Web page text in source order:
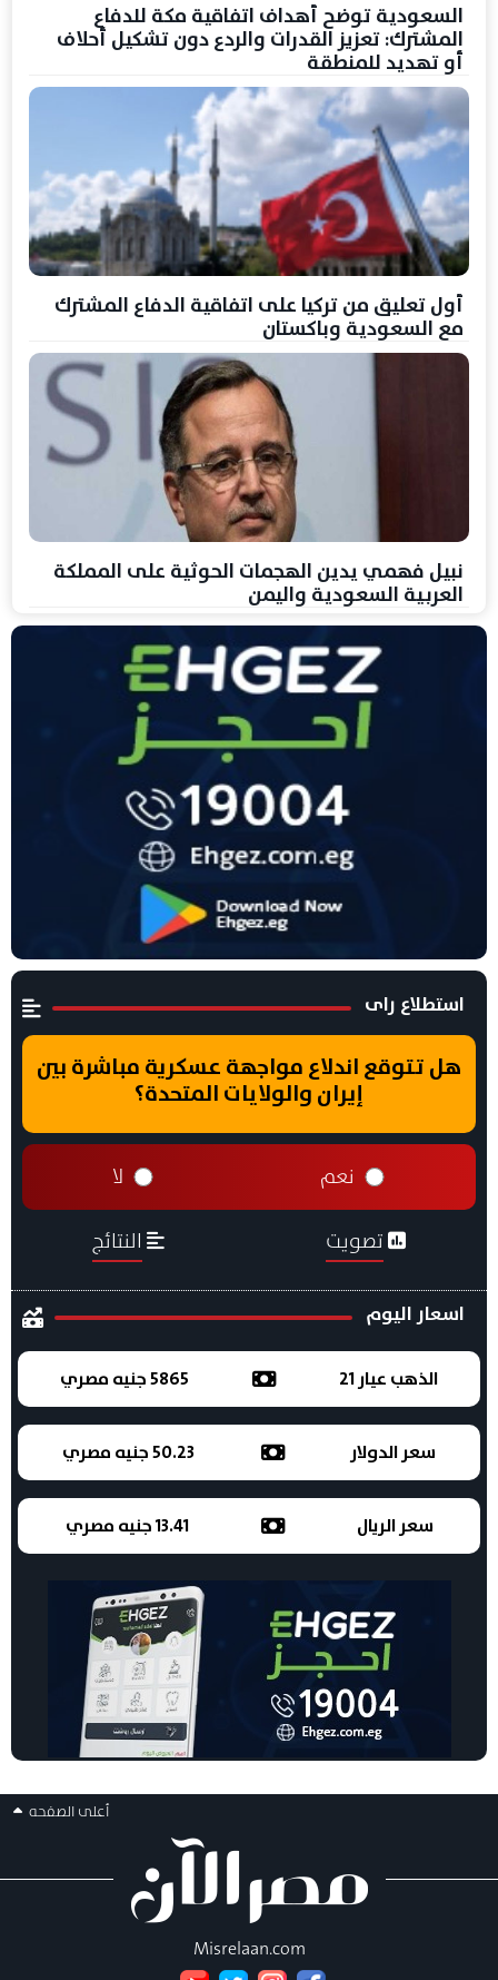
السعودية توضح أهداف اتفاقية مكة للدفاع
المشترك: تعزيز القدرات والردع دون تشكيل أحلاف
أو تهديد للمنطقة
أول تعليق من تركيا على اتفاقية الدفاع المشترك
مع السعودية وباكستان
نبيل فهمي يدين الهجمات الحوثية على المملكة
العربية السعودية واليمن
استطلاع راى
هل تتوقع اندلاع مواجهة عسكرية مباشرة بين
إيران والولايات المتحدة؟
نعم لا
تصويت النتائج
اسعار اليوم
الذهب عيار 21 5865 جنيه مصري
سعر الدولار 50.23 جنيه مصري
سعر الريال 13.41 جنيه مصري
أعلى الصفحه
Misrelaan.com